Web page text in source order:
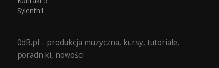
Sylenth1
0dB.pl – produkcja muzyczna, kursy, tutoriale,
poradniki, nowości